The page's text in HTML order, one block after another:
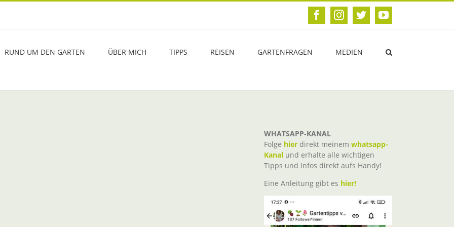
FacebookInstagram
TwitterYouTube
RUND UM DEN GARTEN ÜBER MICH TIPPS REISEN GARTENFRAGEN MEDIEN
WHATSAPP-KANAL
Folge hier direkt meinem whatsapp-
Kanal und erhalte alle wichtigen
Tipps und Infos direkt aufs Handy!
Eine Anleitung gibt es hier!